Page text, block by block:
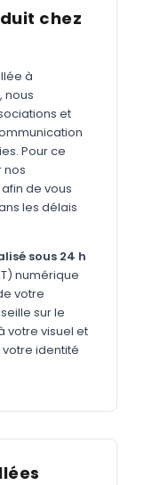
chez
à
nous
et
Pour ce
nos
de vous
les délais
sous 24 h
numérique
votre
sur le
votre visuel et
identité